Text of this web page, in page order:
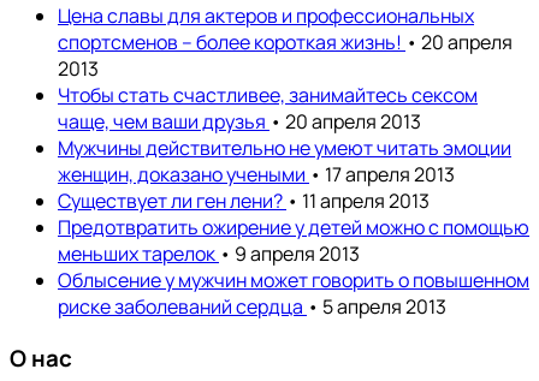
Цена славы для актеров и профессиональных
спортсменов – более короткая жизнь! • 20 апреля
2013
Чтобы стать счастливее, занимайтесь сексом
чаще, чем ваши друзья • 20 апреля 2013
Мужчины действительно не умеют читать эмоции
женщин, доказано учеными • 17 апреля 2013
Существует ли ген лени? • 11 апреля 2013
Предотвратить ожирение у детей можно с помощью
меньших тарелок • 9 апреля 2013
Облысение у мужчин может говорить о повышенном
риске заболеваний сердца • 5 апреля 2013
О нас